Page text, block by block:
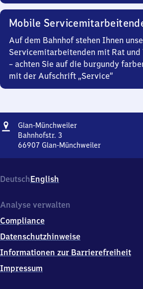
Mobile
Auf dem Bahnhof stehen Ihnen
Servicemitarbeitenden mit Rat und
– achten Sie auf die burgundy
mit der Aufschrift „Service“
Adresse
Glan-MünchweilerGlan-
Bahnhofstr. 3
66907 Glan-Münchweiler
Bahnhofstr.
3,
6
0
7
Münchweiler
DeutschEnglish
Analyse verwalten
Compliance
Datenschutzhinweise
Informationen zur Barrierefreiheit
Impressum